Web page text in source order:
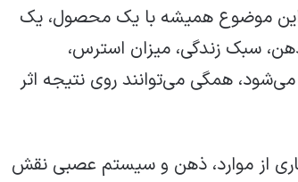
این موضوع همیشه با یک محصول، یک
سبک زندگی، میزان استرس،
همگی می‌توانند روی نتیجه اثر
از موارد، ذهن و سیستم عصبی نقش